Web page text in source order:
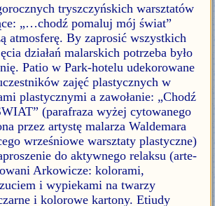
tryszczyńskich warsztatów
„…chodź pomaluj mój świat”
atmosferę. By zaprosić wszystkich
działań malarskich potrzeba było
Patio w Park-hotelu udekorowane
zajęć plastycznych w
plastycznymi a zawołanie: „Chodź
(parafraza wyżej cytowanego
przez artystę malarza Waldemara
wrześniowe warsztaty plastyczne)
do aktywnego relaksu (arte-
Arkowicze: kolorami,
i wypiekami na twarzy
i kolorowe kartony. Etiudy